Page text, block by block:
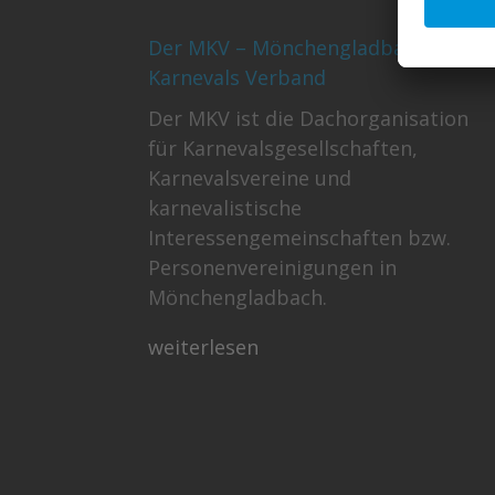
Der MKV – Mönchengladbacher
Karnevals Verband
Der MKV ist die Dachorganisation
für Karnevalsgesellschaften,
Karnevalsvereine und
karnevalistische
Interessengemeinschaften bzw.
Personenvereinigungen in
Mönchengladbach.
weiterlesen